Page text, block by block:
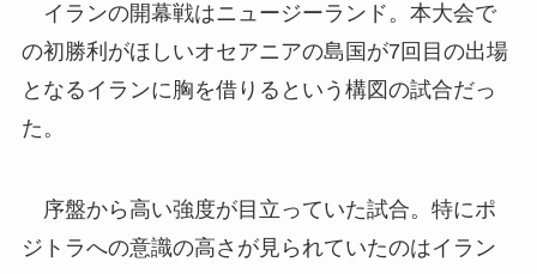
イランの開幕戦はニュージーランド。本大会で
の初勝利がほしいオセアニアの島国が7回目の出場
となるイランに胸を借りるという構図の試合だっ
た。
序盤から高い強度が目立っていた試合。特にポ
ジトラへの意識の高さが見られていたのはイラン